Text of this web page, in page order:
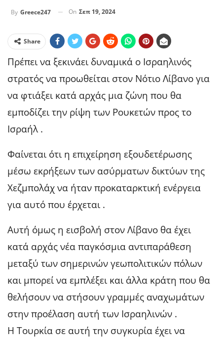
By Greece247 On Σεπ 19, 2024
Share
Πρέπει να ξεκινάει δυναμικά ο Ισραηλινός
στρατός να προωθείται στον Νότιο Λίβανο για
να φτιάξει κατά αρχάς μια ζώνη που θα
εμποδίζει την ρίψη των Ρουκετών προς το
Ισραήλ .
Φαίνεται ότι η επιχείρηση εξουδετέρωσης
μέσω εκρήξεων των ασύρματων δικτύων της
Χεζμπολάχ να ήταν προκαταρκτική ενέργεια
για αυτό που έρχεται .
Αυτή όμως η εισβολή στον Λίβανο θα έχει
κατά αρχάς νέα παγκόσμια αντιπαράθεση
μεταξύ των σημερινών γεωπολιτικών πόλων
και μπορεί να εμπλέξει και άλλα κράτη που θα
θελήσουν να στήσουν γραμμές αναχωμάτων
στην προέλαση αυτή των Ισραηλινών .
Η Τουρκία σε αυτή την συγκυρία έχει να